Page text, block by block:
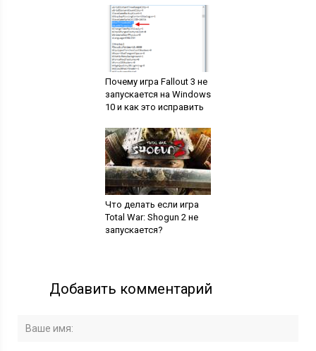
Почему игра Fallout 3 не
запускается на Windows
10 и как это исправить
Что делать если игра
Total War: Shogun 2 не
запускается?
Добавить комментарий